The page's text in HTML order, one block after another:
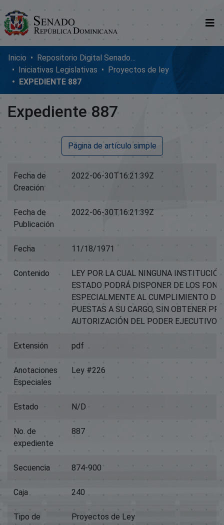
Comunidades
Glosario
Nosotros
Inicio
Repositorio Digital SenadoRD
Iniciativas Legislativas
Proyectos de ley
EXPEDIENTE 887
Expediente 887
Página de artículo simple
Fecha de
Creación
2022-06-30T16:21:39Z
Fecha de
Publicación
2022-06-30T16:21:39Z
Fecha 11/18/1971
Contenido
LEY POR LA CUAL NINGUNA
ESTADO PODRÁ DISPONER DE LOS
ESPECIALMENTE AL CUMPLIMIENTO DE
PUESTAS A SU CARGO, SIN OBTENER
AUTORIZACIÓN DEL PODER EJECUTIVO.
Extensión pdf
Anotaciones
Especiales
Ley #226
Estado N/D
No. de
expediente
887
Secuencia 874-900
Caja 240
Tipo de
Proyectos de Ley